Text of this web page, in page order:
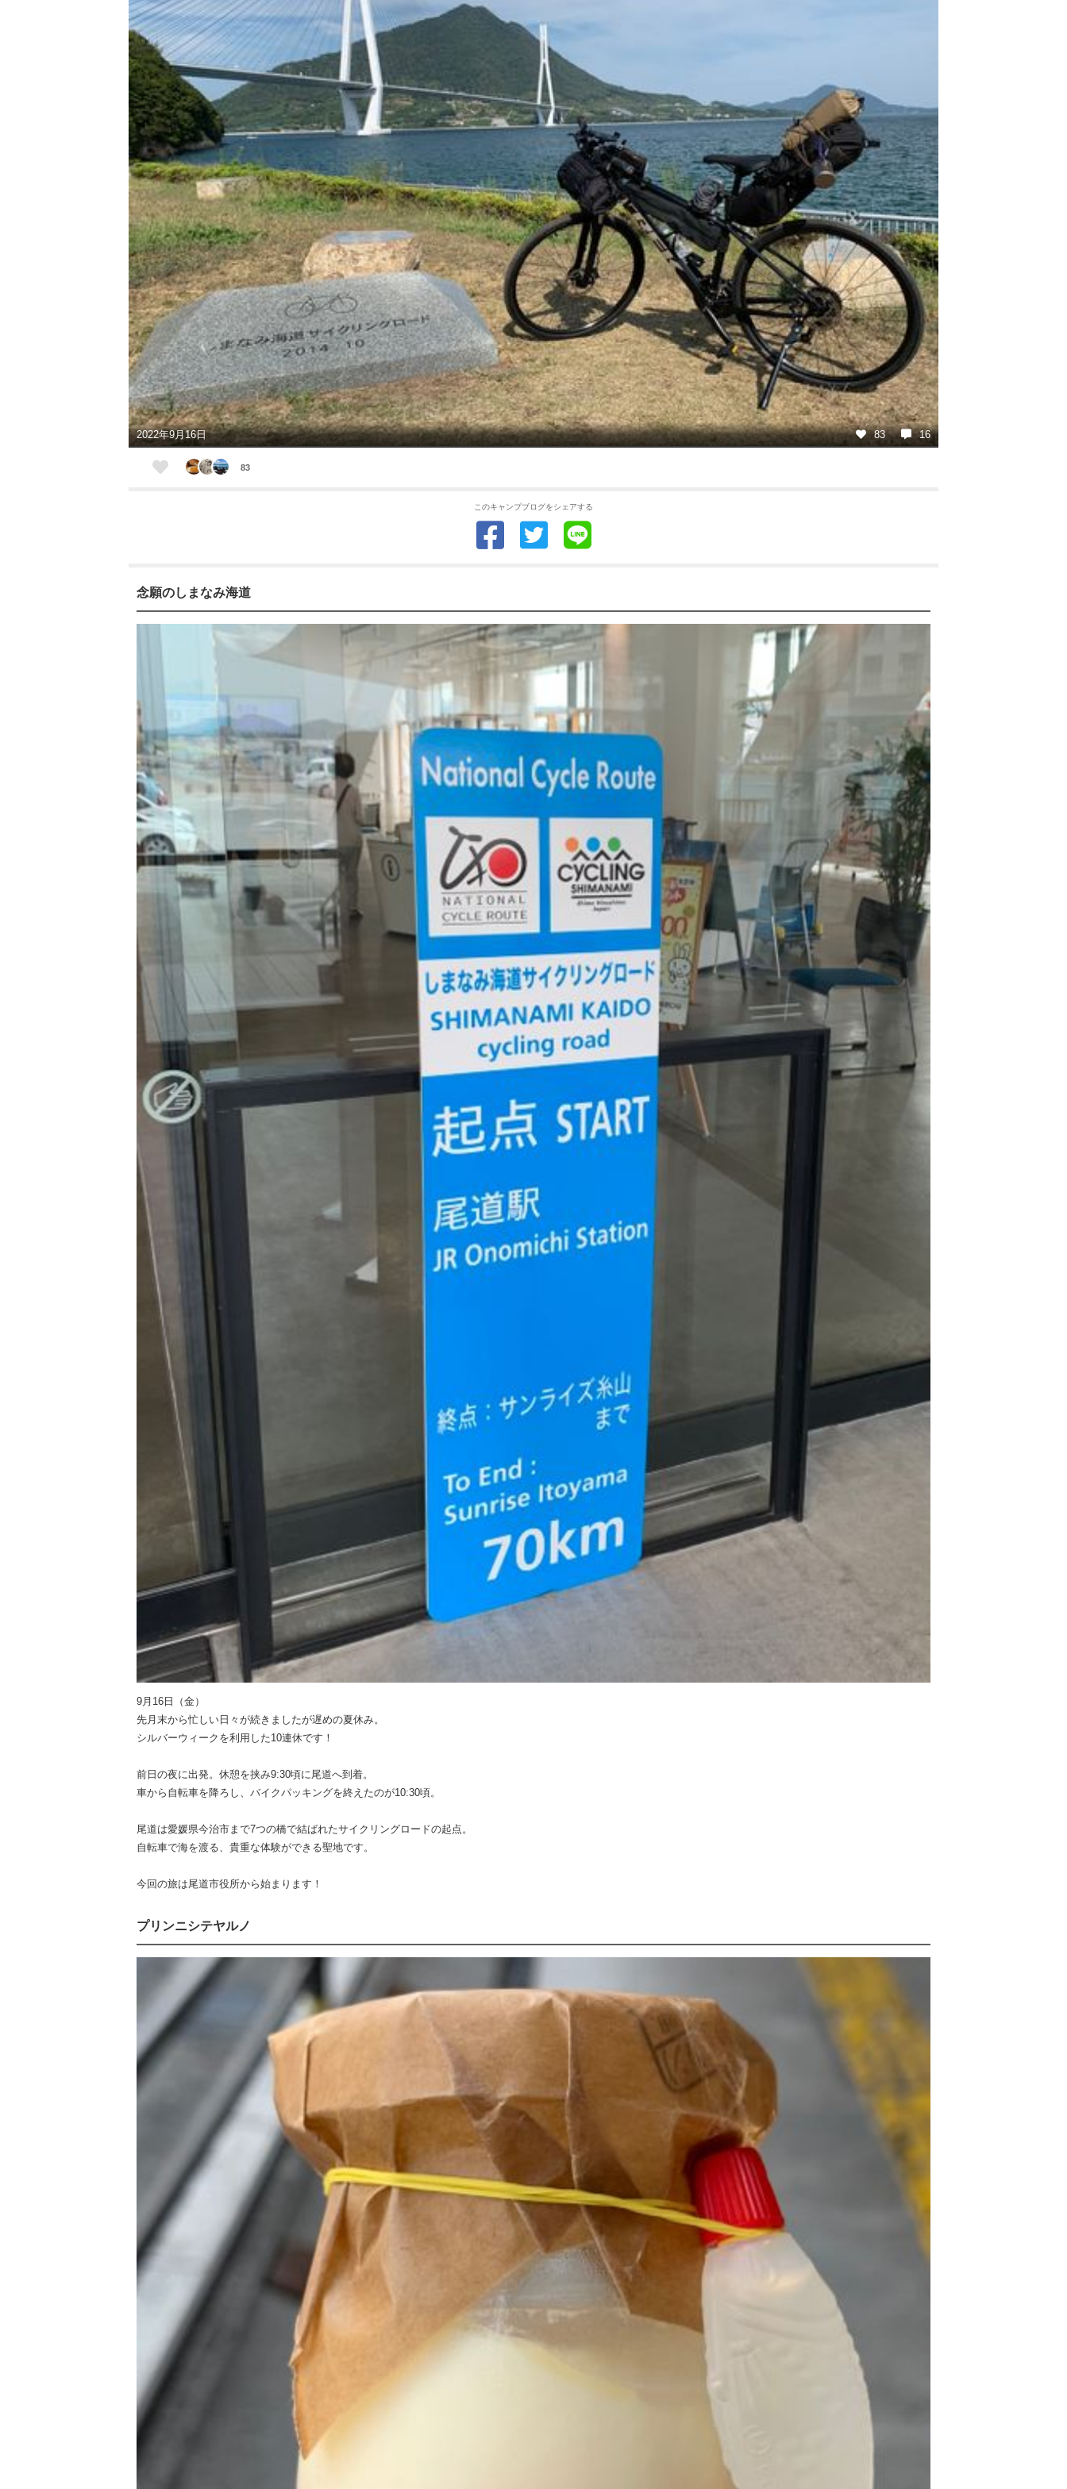
2022年9月16日 83 16
83
このキャンプブログをシェアする
念願のしまなみ海道
9月16日（金）
先月末から忙しい日々が続きましたが遅めの夏休み。
シルバーウィークを利用した10連休です！
前日の夜に出発。休憩を挟み9:30頃に尾道へ到着。
車から自転車を降ろし、バイクパッキングを終えたのが10:30頃。
尾道は愛媛県今治市まで7つの橋で結ばれたサイクリングロードの起点。
自転車で海を渡る、貴重な体験ができる聖地です。
今回の旅は尾道市役所から始まります！
プリンニシテヤルノ